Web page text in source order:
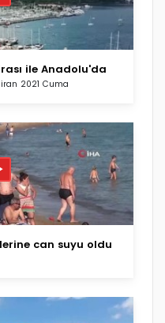
ile Anadolu'da
2021 Cuma
can suyu oldu